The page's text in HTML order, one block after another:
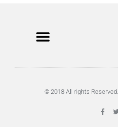
© 2018 All rights